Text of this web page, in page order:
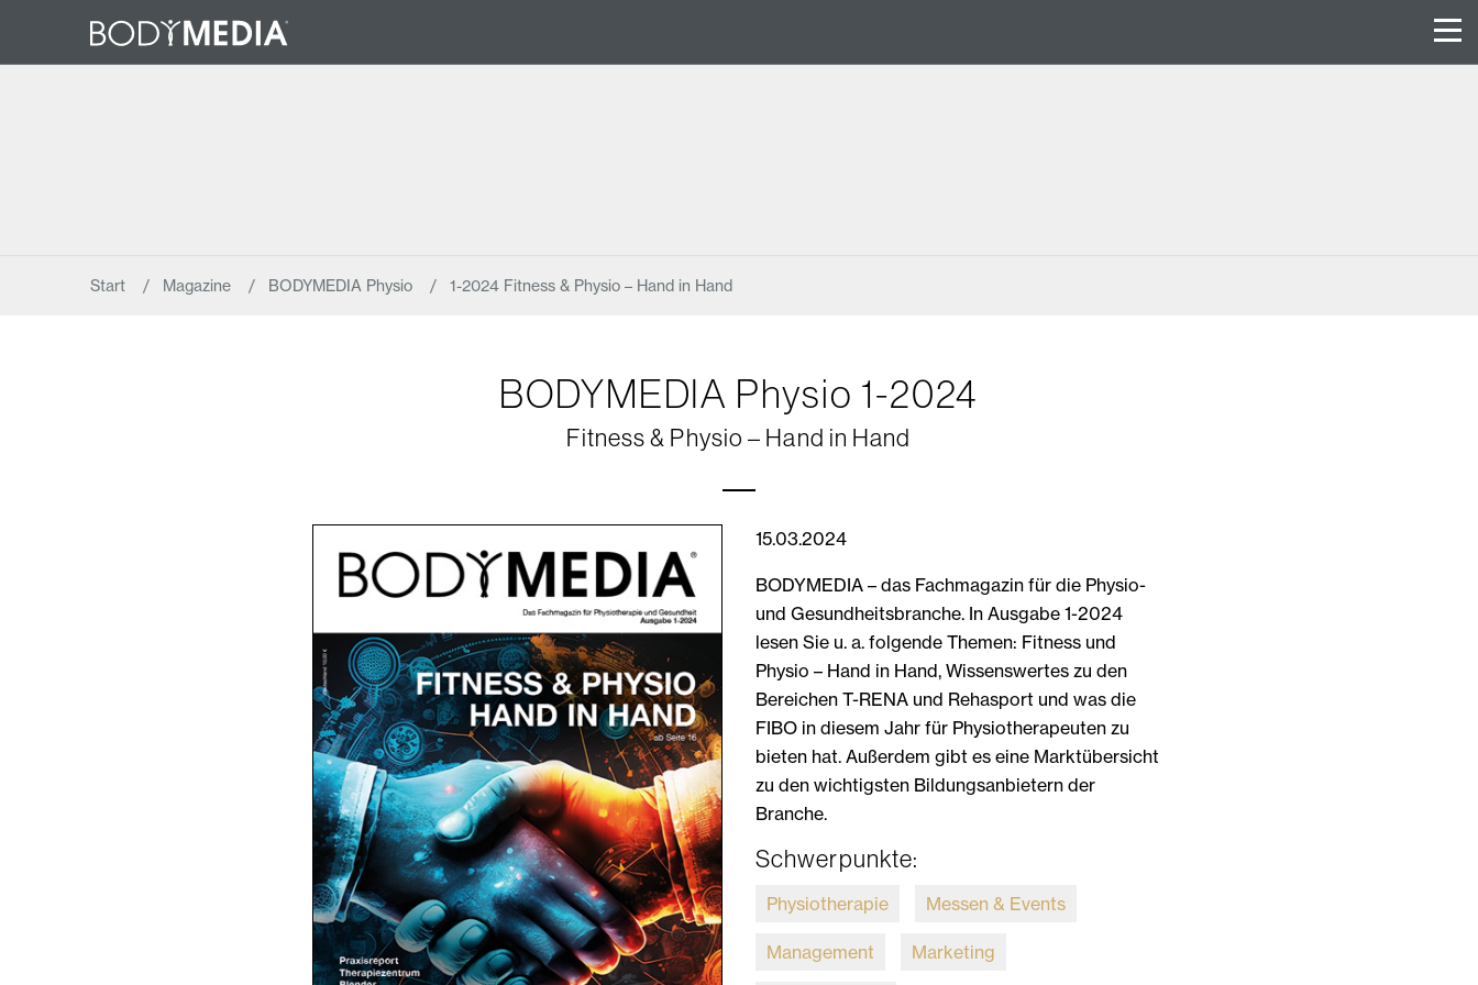
Start Magazine BODYMEDIA Physio 1-2024 Fitness & Physio – Hand in Hand
BODYMEDIA Physio 1-2024
Fitness & Physio – Hand in Hand
15.03.2024
BODYMEDIA – das Fachmagazin für die Physio-
und Gesundheitsbranche. In Ausgabe 1-2024
lesen Sie u. a. folgende Themen: Fitness und
Physio – Hand in Hand, Wissenswertes zu den
Bereichen T-RENA und Rehasport und was die
FIBO in diesem Jahr für Physiotherapeuten zu
bieten hat. Außerdem gibt es eine Marktübersicht
zu den wichtigsten Bildungsanbietern der
Branche.
Schwerpunkte:
Physiotherapie Messen & Events
Management Marketing